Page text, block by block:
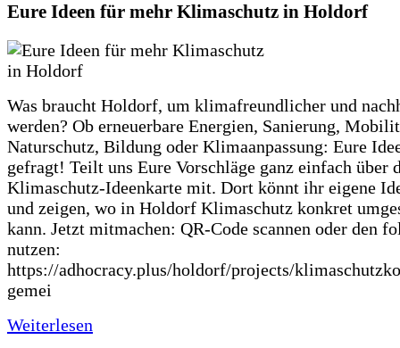
Eure Ideen für mehr Klimaschutz in Holdorf
Was braucht Holdorf, um klimafreundlicher und
werden? Ob erneuerbare Energien, Sanierung,
Naturschutz, Bildung oder Klimaanpassung: Eure
gefragt! Teilt uns Eure Vorschläge ganz einfach über
Klimaschutz-Ideenkarte mit. Dort könnt ihr eigene
und zeigen, wo in Holdorf Klimaschutz konkret
kann. Jetzt mitmachen: QR-Code scannen oder den
nutzen:
https://adhocracy.plus/holdorf/projects/
gemei
Weiterlesen